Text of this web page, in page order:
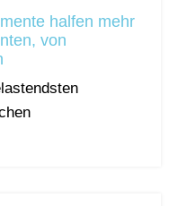
halfen mehr
von